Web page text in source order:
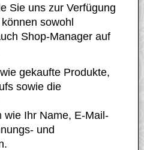
Sie uns zur Verfügung
sowohl
Shop-Manager auf
gekaufte Produkte,
sowie die
wie Ihr Name, E-Mail-
und